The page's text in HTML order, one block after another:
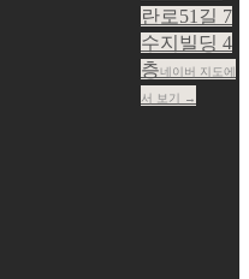
란로51길 7
수지빌딩 4
층네이버 지도에
서 보기 →